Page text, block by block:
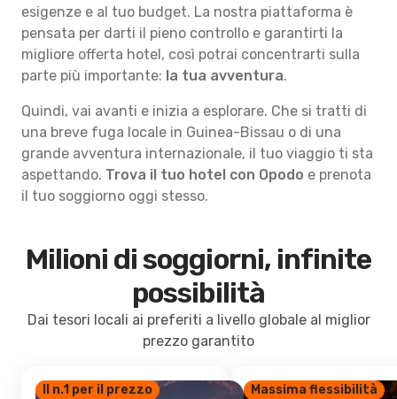
esigenze e al tuo budget. La nostra piattaforma è
pensata per darti il pieno controllo e garantirti la
migliore offerta hotel, così potrai concentrarti sulla
parte più importante: la tua avventura.
Quindi, vai avanti e inizia a esplorare. Che si tratti di
una breve fuga locale in Guinea-Bissau o di una
grande avventura internazionale, il tuo viaggio ti sta
aspettando. Trova il tuo hotel con Opodo e prenota
il tuo soggiorno oggi stesso.
Milioni di soggiorni, infinite
possibilità
Dai tesori locali ai preferiti a livello globale al miglior
prezzo garantito
Il n.1 per il prezzo Massima flessibilità